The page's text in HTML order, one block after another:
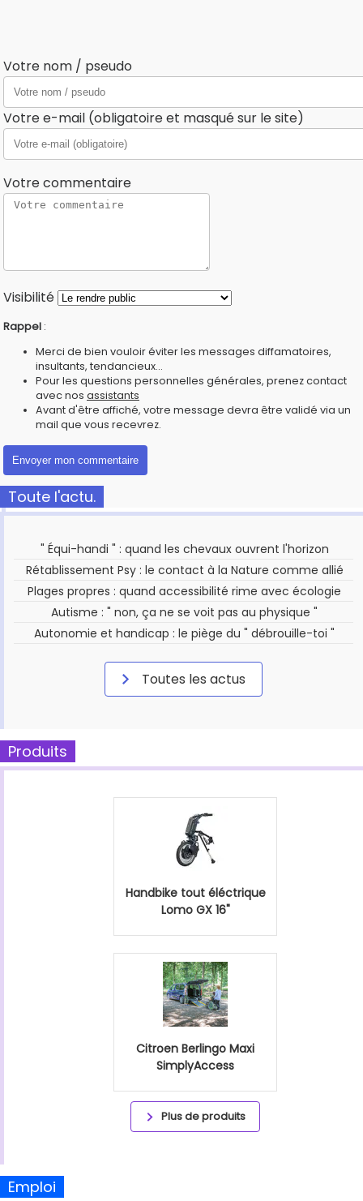
Votre nom / pseudo
Votre e-mail (obligatoire et masqué sur le site)
Votre commentaire
Visibilité
Rappel :
Merci de bien vouloir éviter les messages diffamatoires,
insultants, tendancieux...
Pour les questions personnelles générales, prenez contact
avec nos assistants
Avant d'être affiché, votre message devra être validé via un
mail que vous recevrez.
Toute l'actu.
" Équi-handi " : quand les chevaux ouvrent l'horizon
Rétablissement Psy : le contact à la Nature comme allié
Plages propres : quand accessibilité rime avec écologie
Autisme : " non, ça ne se voit pas au physique "
Autonomie et handicap : le piège du " débrouille-toi "
Toutes les actus
Produits
Handbike tout éléctrique
Lomo GX 16"
Citroen Berlingo Maxi
SimplyAccess
Plus de produits
Emploi